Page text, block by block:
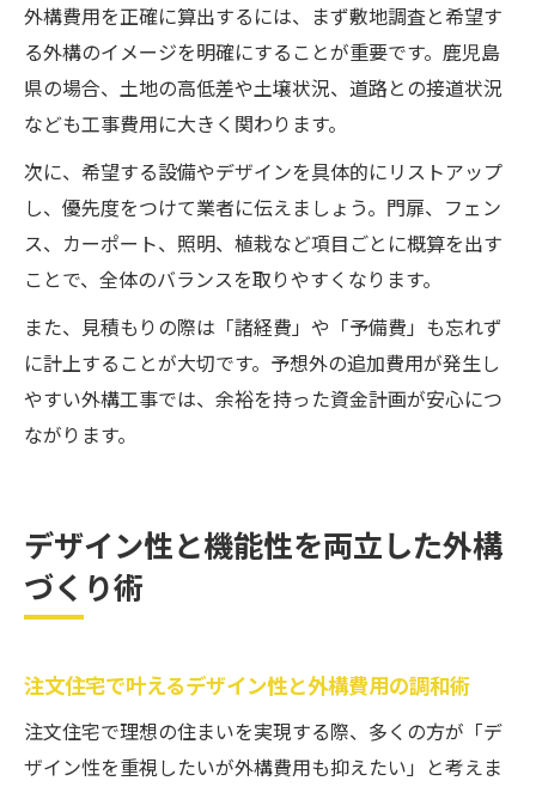
外構費用を正確に算出するには、まず敷地調査と希望す
る外構のイメージを明確にすることが重要です。鹿児島
県の場合、土地の高低差や土壌状況、道路との接道状況
なども工事費用に大きく関わります。
次に、希望する設備やデザインを具体的にリストアップ
し、優先度をつけて業者に伝えましょう。門扉、フェン
ス、カーポート、照明、植栽など項目ごとに概算を出す
ことで、全体のバランスを取りやすくなります。
また、見積もりの際は「諸経費」や「予備費」も忘れず
に計上することが大切です。予想外の追加費用が発生し
やすい外構工事では、余裕を持った資金計画が安心につ
ながります。
デザイン性と機能性を両立した外構
づくり術
注文住宅で叶えるデザイン性と外構費用の調和術
注文住宅で理想の住まいを実現する際、多くの方が「デ
ザイン性を重視したいが外構費用も抑えたい」と考えま